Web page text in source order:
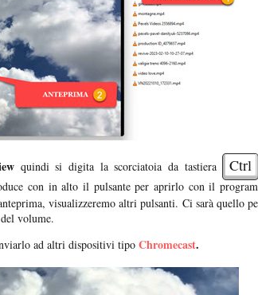
quindi si digita la scorciatoia da tastiera Ctrl
con in alto il pulsante per aprirlo con il
visualizzeremo altri pulsanti. Ci sarà quello
volume.
ad altri dispositivi tipo Chromecast.